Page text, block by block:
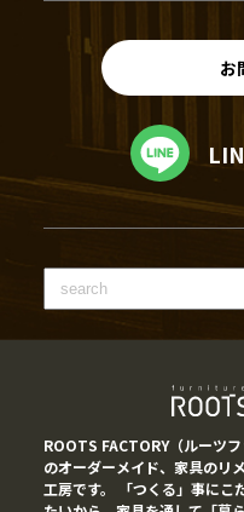
お
ROOTS FACTORY（ルーツ
のオーダーメイド、家具のリ
工房です。 「つくる」事にこ